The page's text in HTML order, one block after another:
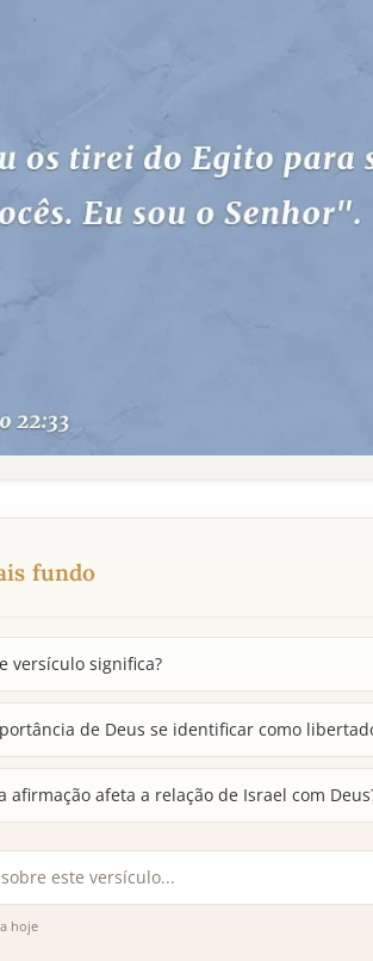
fundo
versículo significa?
de Deus se identificar como
afirmação afeta a relação de Israel com
hoje